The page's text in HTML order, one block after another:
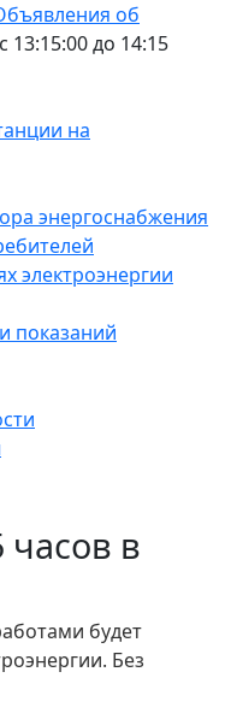
об
с 13:15:00 до 14:15
на
энергоснабжения
электроэнергии
показаний
часов в
будет
Без